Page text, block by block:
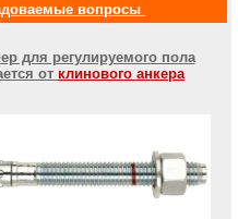
вопросы
для регулируемого пола
от клинового анкера